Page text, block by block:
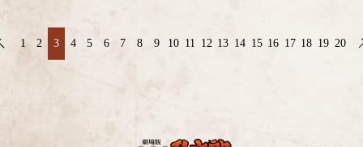
1 2 3 4 5 6 7 8 9 10 11 12 13 14 15 16 17 18 19 20